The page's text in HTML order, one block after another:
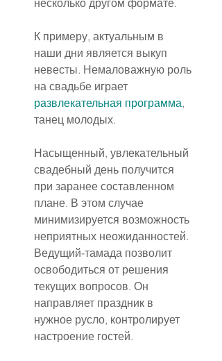
несколько другом формате.
К примеру, актуальным в
наши дни является выкуп
невесты. Немаловажную роль
на свадьбе играет
развлекательная программа,
танец молодых.
Насыщенный, увлекательный
свадебный день получится
при заранее составленном
плане. В этом случае
минимизируется возможность
неприятных неожиданностей.
Ведущий-тамада позволит
освободиться от решения
текущих вопросов. Он
направляет праздник в
нужное русло, контролирует
настроение гостей.